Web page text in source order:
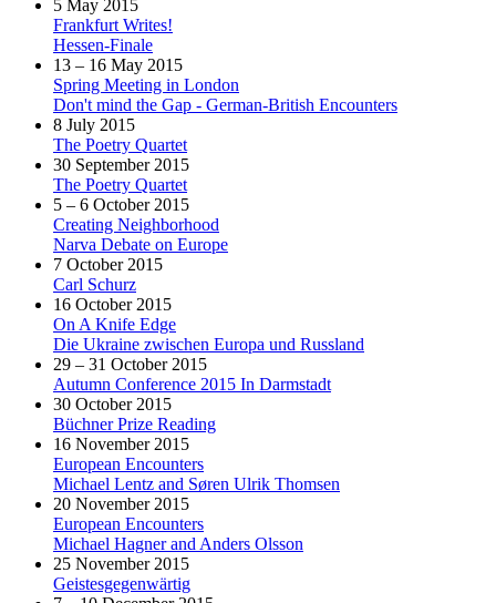
5 May 2015
Frankfurt Writes!
Hessen-Finale
13 – 16 May 2015
Spring Meeting in London
Don't mind the Gap - German-British Encounters
8 July 2015
The Poetry Quartet
30 September 2015
The Poetry Quartet
5 – 6 October 2015
Creating Neighborhood
Narva Debate on Europe
7 October 2015
Carl Schurz
16 October 2015
On A Knife Edge
Die Ukraine zwischen Europa und Russland
29 – 31 October 2015
Autumn Conference 2015 In Darmstadt
30 October 2015
Büchner Prize Reading
16 November 2015
European Encounters
Michael Lentz and Søren Ulrik Thomsen
20 November 2015
European Encounters
Michael Hagner and Anders Olsson
25 November 2015
Geistesgegenwärtig